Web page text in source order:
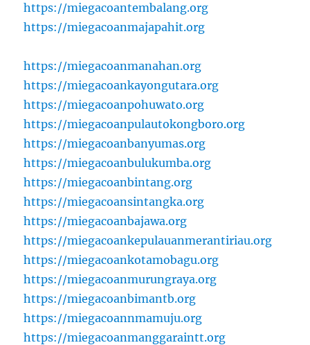
https://miegacoantembalang.org
https://miegacoanmajapahit.org
https://miegacoanmanahan.org
https://miegacoankayongutara.org
https://miegacoanpohuwato.org
https://miegacoanpulautokongboro.org
https://miegacoanbanyumas.org
https://miegacoanbulukumba.org
https://miegacoanbintang.org
https://miegacoansintangka.org
https://miegacoanbajawa.org
https://miegacoankepulauanmerantiriau.org
https://miegacoankotamobagu.org
https://miegacoanmurungraya.org
https://miegacoanbimantb.org
https://miegacoannmamuju.org
https://miegacoanmanggaraintt.org